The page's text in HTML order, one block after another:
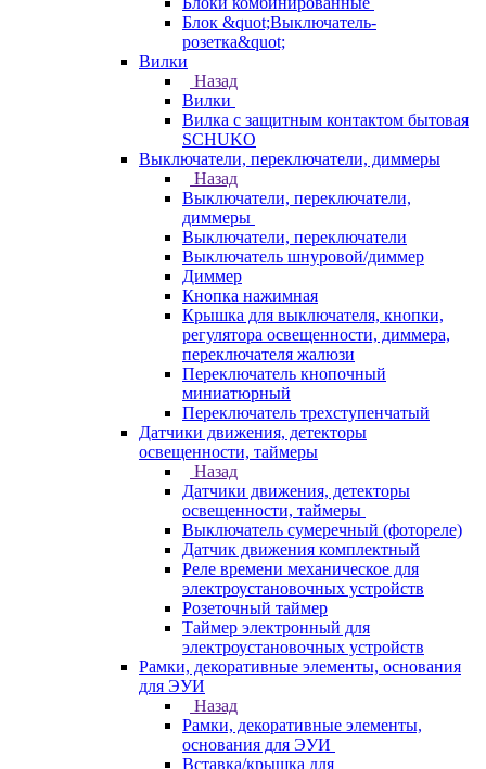
Блок &quot;Выключатель-
розетка&quot;
Вилки
Назад
Вилки
Вилка с защитным контактом бытовая
SCHUKO
Выключатели, переключатели, диммеры
Назад
Выключатели, переключатели,
диммеры
Выключатели, переключатели
Выключатель шнуровой/диммер
Диммер
Кнопка нажимная
Крышка для выключателя, кнопки,
регулятора освещенности, диммера,
переключателя жалюзи
Переключатель кнопочный
миниатюрный
Переключатель трехступенчатый
Датчики движения, детекторы
освещенности, таймеры
Назад
Датчики движения, детекторы
освещенности, таймеры
Выключатель сумеречный (фотореле)
Датчик движения комплектный
Реле времени механическое для
электроустановочных устройств
Розеточный таймер
Таймер электронный для
электроустановочных устройств
Рамки, декоративные элементы, основания
для ЭУИ
Назад
Рамки, декоративные элементы,
основания для ЭУИ
Вставка/крышка для